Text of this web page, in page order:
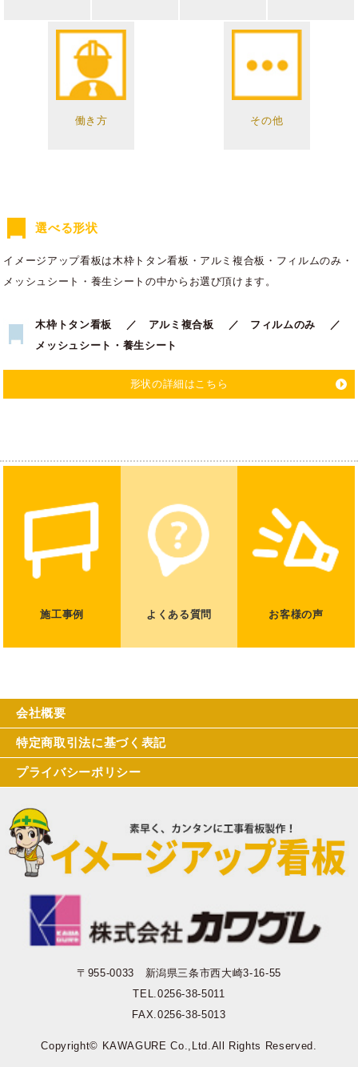
働き方 その他
選べる形状
イメージアップ看板は木枠トタン看板・アルミ複合板・フィルムのみ・
メッシュシート・養生シートの中からお選び頂けます。
木枠トタン看板 ／ アルミ複合板 ／ フィルムのみ ／
メッシュシート・養生シート
形状の詳細はこちら
施工事例 よくある質問 お客様の声
会社概要
特定商取引法に基づく表記
プライバシーポリシー
〒955-0033 新潟県三条市西大崎3-16-55
TEL.0256-38-5011
FAX.0256-38-5013
Copyright© KAWAGURE Co.,Ltd.All Rights Reserved.